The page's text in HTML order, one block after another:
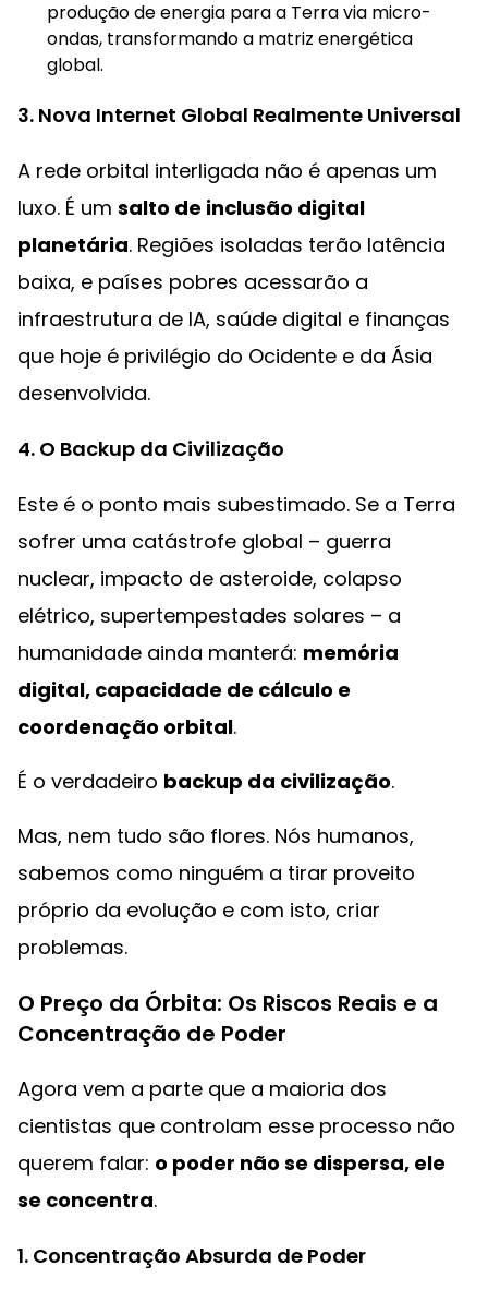
produção de energia para a Terra via micro-
ondas, transformando a matriz energética
global.
3. Nova Internet Global Realmente Universal
A rede orbital interligada não é apenas um
luxo. É um salto de inclusão digital
planetária. Regiões isoladas terão latência
baixa, e países pobres acessarão a
infraestrutura de IA, saúde digital e finanças
que hoje é privilégio do Ocidente e da Ásia
desenvolvida.
4. O Backup da Civilização
Este é o ponto mais subestimado. Se a Terra
sofrer uma catástrofe global – guerra
nuclear, impacto de asteroide, colapso
elétrico, supertempestades solares – a
humanidade ainda manterá: memória
digital, capacidade de cálculo e
coordenação orbital.
É o verdadeiro backup da civilização.
Mas, nem tudo são flores. Nós humanos,
sabemos como ninguém a tirar proveito
próprio da evolução e com isto, criar
problemas.
O Preço da Órbita: Os Riscos Reais e a
Concentração de Poder
Agora vem a parte que a maioria dos
cientistas que controlam esse processo não
querem falar: o poder não se dispersa, ele
se concentra.
1. Concentração Absurda de Poder